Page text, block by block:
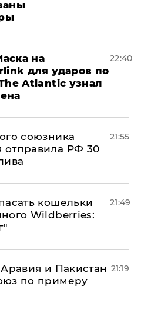
на
для ударов по
Atlantic узнал
22:40
союзника
РФ 30
21:55
кошельки
Wildberries:
21:49
и Пакистан
по примеру
21:19